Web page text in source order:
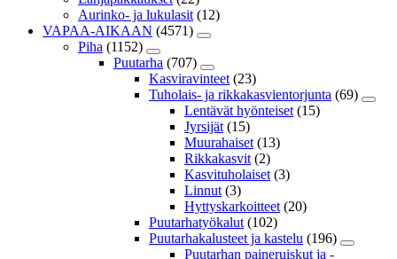
Aurinko- ja lukulasit (12)
VAPAA-AIKAAN (4571)
Piha (1152)
Puutarha (707)
Kasviravinteet (23)
Tuholais- ja rikkakasvientorjunta (69)
Lentävät hyönteiset (15)
Jyrsijät (15)
Muurahaiset (13)
Rikkakasvit (2)
Kasvituholaiset (3)
Linnut (3)
Hyttyskarkoitteet (20)
Puutarhatyökalut (102)
Puutarhakalusteet ja kastelu (196)
Puutarhan paineruiskut ja -